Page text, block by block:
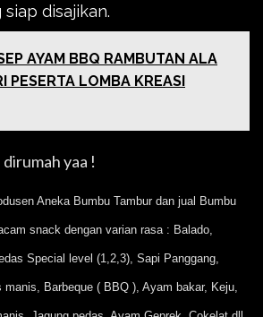
disajikan.
AYAM BBQ RAMBUTAN ALA
PESERTA LOMBA KREASI
yaa !
Aneka Bumbu Tambur dan jual Bumbu
snack dengan varian rasa : Balado,
Special level (1,2,3), Sapi Panggang,
Barbeque ( BBQ ), Ayam bakar, Keju,